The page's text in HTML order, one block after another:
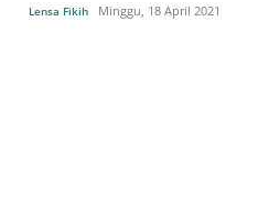
Lensa Fikih Minggu, 18 April 2021